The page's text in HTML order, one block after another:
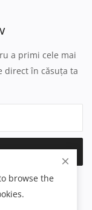
a primi cele mai
direct în căsuța ta
browse the